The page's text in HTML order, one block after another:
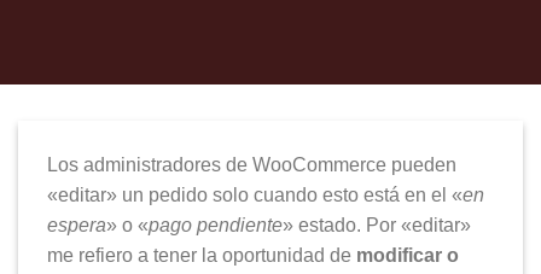
Los administradores de WooCommerce pueden
«editar» un pedido solo cuando esto está en el «en
espera» o «pago pendiente» estado. Por «editar»
me refiero a tener la oportunidad de modificar o